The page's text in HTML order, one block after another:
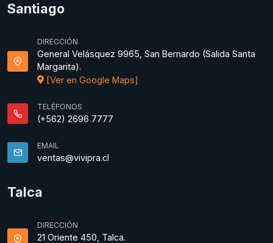
Santiago
DIRECCIÓN
General Velásquez 9965, San Bernardo (Salida Santa
Margarita).
[Ver en Google Maps]
TELÉFONOS
(+562) 2696 7777
EMAIL
ventas@vivipra.cl
Talca
DIRECCIÓN
21 Oriente 450, Talca.